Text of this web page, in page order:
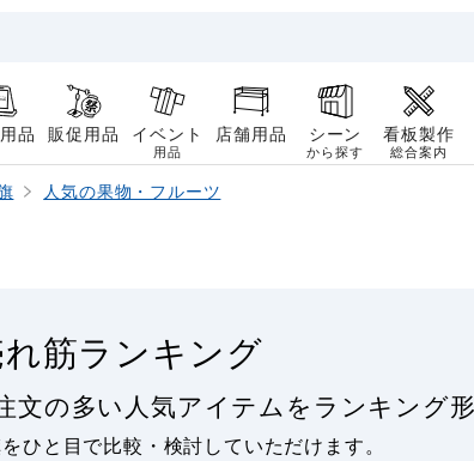
品 販促用品 イベント
用品
店舗用品 シーン
から探す
看板製作
総合案内
人気の果物・フルーツ
筋ランキング
文の多い人気アイテムをランキング
ひと目で比較・検討していただけます。